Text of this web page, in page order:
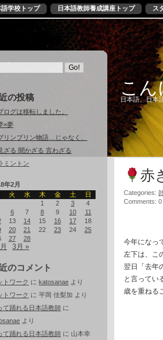
語学校トップ 日本語教師養成講座トップ ス
の投稿
ログは移転しました。
×夢
リンプリン物語…じゃなく、
ざる 聞かざる 言わざる
ミントン
年2月
火 水 木 金 土
日
1
2 3
4
6 7 8 9 10
11
13 14 15 16 17
18
20 21 22 23 24
25
27 28
3月 »
のコメント
トワーク に katosanae より
トワーク に 平岡 佳梨加 より
て踊れる日本語教師 に
より
て踊れる日本語教師 に 山本幸
こん
日本語、日本
赤
Categories:
Comments: 0
今年になっ
左下は、こ
翌日「去年
と言ってい
歳を重ねる